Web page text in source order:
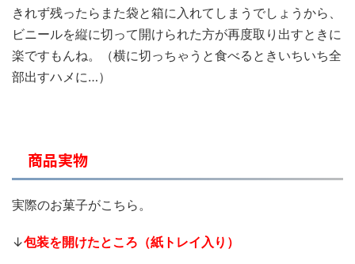
きれず残ったらまた袋と箱に入れてしまうでしょうから、
ビニールを縦に切って開けられた方が再度取り出すときに
楽ですもんね。（横に切っちゃうと食べるときいちいち全
部出すハメに…）
商品実物
実際のお菓子がこちら。
↓包装を開けたところ（紙トレイ入り）